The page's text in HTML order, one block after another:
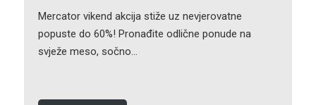
Mercator vikend akcija stiže uz nevjerovatne
popuste do 60%! Pronađite odlične ponude na
svježe meso, sočno…